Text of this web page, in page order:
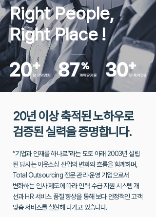
Right People,
Right Place !
20년 이상 축적된 노하우로
검증된 실력을 증명합니다.
“기업과 인재를 하나로”라는 모토 아래 2003년 설립
된 당사는 아웃소싱 산업의 변화와 흐름을 함께하며,
Total Outsourcing 전문 관리·운영 기업으로서
변화하는 인사 제도에 따라 인력 수급 지원 시스템 개
선과 HR 서비스 품질 향상을 통해 보다 안정적인 고객
맞춤 서비스를 실현해 나가고 있습니다.